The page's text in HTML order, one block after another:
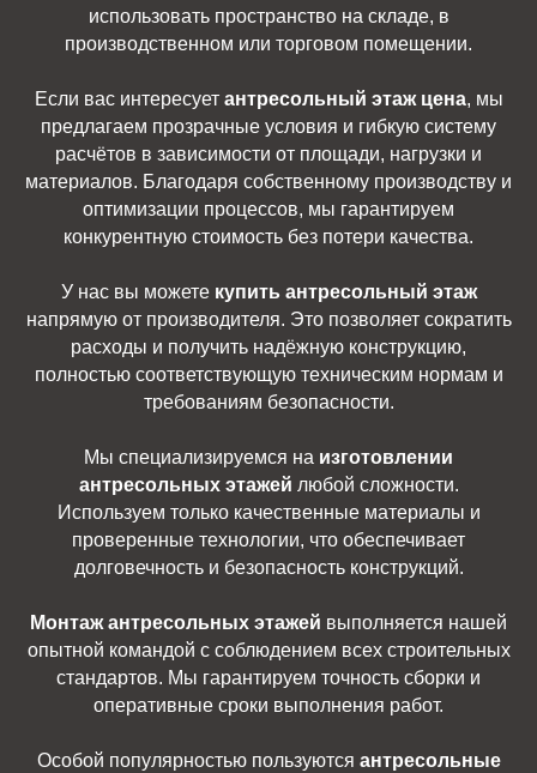
использовать пространство на складе, в
производственном или торговом помещении.
Если вас интересует антресольный этаж цена, мы
предлагаем прозрачные условия и гибкую систему
расчётов в зависимости от площади, нагрузки и
материалов. Благодаря собственному производству и
оптимизации процессов, мы гарантируем
конкурентную стоимость без потери качества.
У нас вы можете купить антресольный этаж
напрямую от производителя. Это позволяет сократить
расходы и получить надёжную конструкцию,
полностью соответствующую техническим нормам и
требованиям безопасности.
Мы специализируемся на изготовлении
антресольных этажей любой сложности.
Используем только качественные материалы и
проверенные технологии, что обеспечивает
долговечность и безопасность конструкций.
Монтаж антресольных этажей выполняется нашей
опытной командой с соблюдением всех строительных
стандартов. Мы гарантируем точность сборки и
оперативные сроки выполнения работ.
Особой популярностью пользуются антресольные